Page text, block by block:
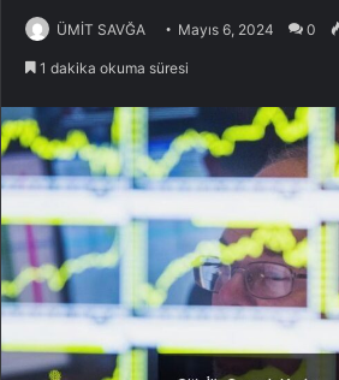
ÜMİT SAVĞA Mayıs 6, 2024 0
1 dakika okuma süresi